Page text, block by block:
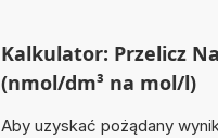
Kalkulator: Przelicz
(nmol/dm³ na mol/l)
Aby uzyskać pożądany